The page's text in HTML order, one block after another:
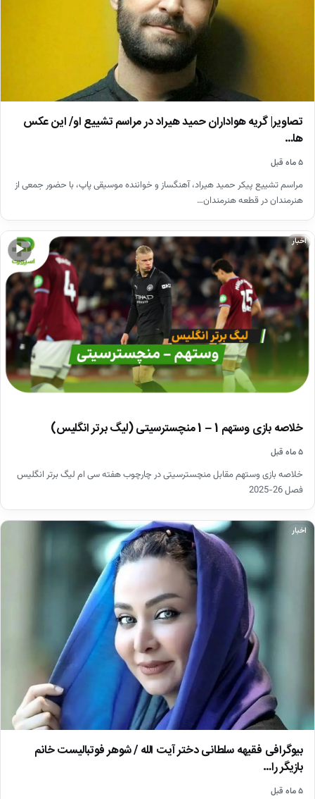
تصاویر| گریه هواداران حمید هیراد در مراسم تشییع او/ این عکس
ها…
۵ ماه قبل
مراسم تشییع پیکر حمید هیراد، آهنگساز و خواننده موسیقی پاپ، با حضور جمعی از
هنرمندان در قطعه هنرمندان…
▶
اخبار
خلاصه بازی وستهم 1 – 1 منچسترسیتی (لیگ برتر انگلیس)
۵ ماه قبل
خلاصه بازی وستهم مقابل منچسترسیتی در چارچوب هفته سی ام لیگ برتر انگلیس
فصل 26-2025
اخبار
بیوگرافی فقیهه سلطانی دختر آیت الله / شوهر فوتبالیست خانم
بازیگر را…
۵ ماه قبل